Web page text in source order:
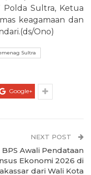
Polda Sultra, Ketua
keagamaan dan
Ono)
Sultra
Google+
NEXT POST
BPS Awali Pendataan
Ekonomi 2026 di
dari Wali Kota